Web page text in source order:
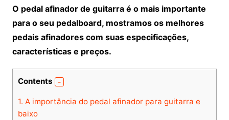
O pedal afinador de guitarra é o mais importante
para o seu pedalboard, mostramos os melhores
pedais afinadores com suas especificações,
características e preços.
Contents
1. A importância do pedal afinador para guitarra e
baixo